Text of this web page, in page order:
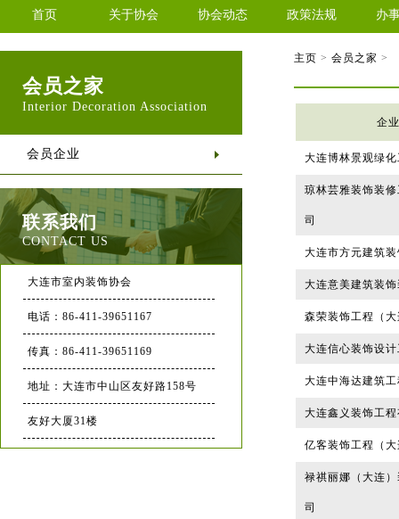
首页 关于协会 协会动态 政策法规 办
会员之家
Interior Decoration Association
会员企业
联系我们
CONTACT US
大连市室内装饰协会
电话：86-411-39651167
传真：86-411-39651169
地址：大连市中山区友好路158号
友好大厦31楼
主页 > 会员之家 >
企
大连博林景观绿
琼林芸雅装饰装
司
大连市方元建筑
大连意美建筑装
森荣装饰工程（
大连信心装饰设
大连中海达建筑
大连鑫义装饰工
亿客装饰工程（
禄祺丽娜（大连
司